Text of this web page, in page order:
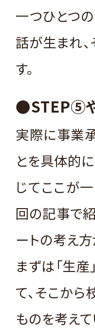
一つひとつ
話が生まれ
す。
●STEP⑤や
実際に事業
とを具体的
じてここが
回の記事で
ートの考え方
まずは「生
て、そこか
ものを考えて